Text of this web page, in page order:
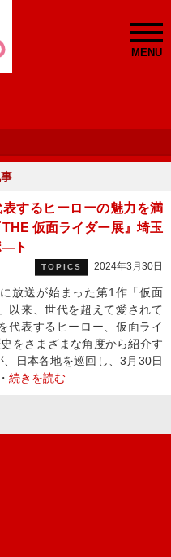
MENU
表するヒーローの魅力を満
仮面ライダー展』埼玉
―ト
TOPICS 2024年3月30日
放送が始まった第1作「仮面
以来、世代を超えて愛されて
代表するヒーロー、仮面ライ
をさまざまな角度から紹介す
日本各地を巡回し、3月30日
続きを読む